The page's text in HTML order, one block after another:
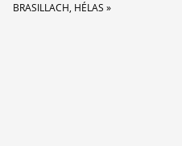
BRASILLACH, HÉLAS »